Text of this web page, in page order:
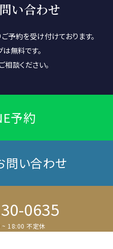
い合わせ
予約を受け付けております。
無料です。
談ください。
予約
問い合わせ
0635
~ 18:00 不定休